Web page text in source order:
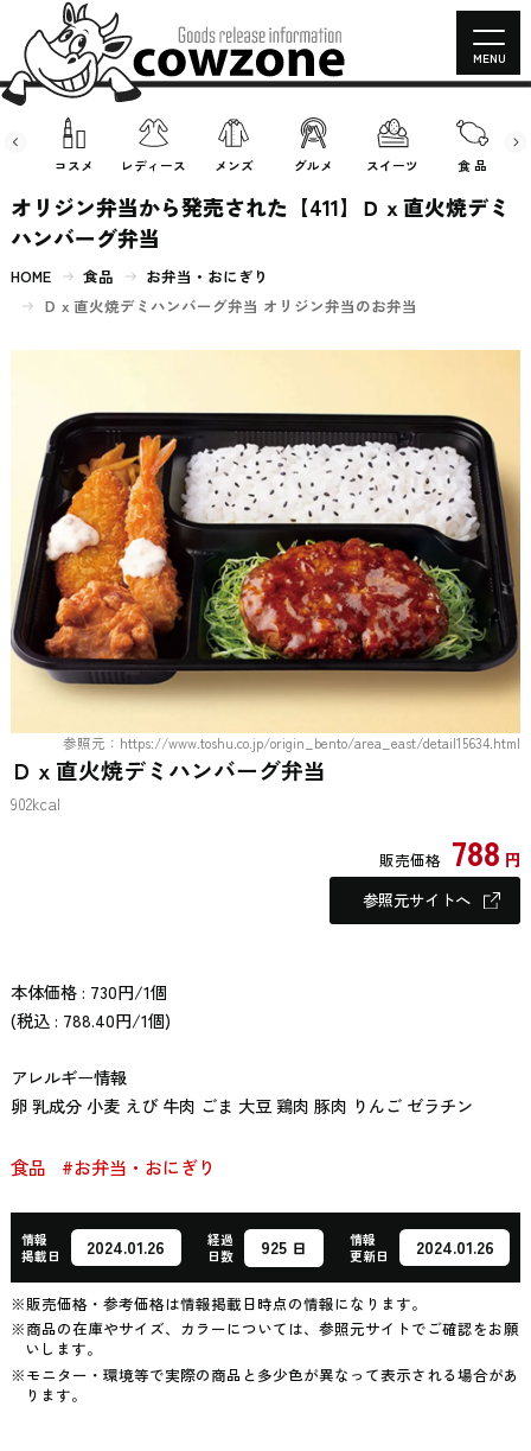
コスメ レディース メンズ グルメ スイーツ 食 品
MENU
オリジン弁当から発売された【411】Ｄｘ直火焼デミ
ハンバーグ弁当
HOME 食品
お弁当・おにぎり
Ｄｘ直火焼デミハンバーグ弁当 オリジン弁当のお弁当
参照元：https://www.toshu.co.jp/origin_bento/area_east/detail15634.html
Ｄｘ直火焼デミハンバーグ弁当
902kcal
販売価格 788 円
参照元サイトへ
本体価格 : 730円/1個
(税込 : 788.40円/1個)
アレルギー情報
卵 乳成分 小麦 えび 牛肉 ごま 大豆 鶏肉 豚肉 りんご ゼラチン
食品 #お弁当・おにぎり
情報
掲載日
2024.01.26
経過
日数
925 日
情報
更新日
2024.01.26
※販売価格・参考価格は情報掲載日時点の情報になります。
※商品の在庫やサイズ、カラーについては、参照元サイトでご確認をお願
いします。
※モニター・環境等で実際の商品と多少色が異なって表示される場合があ
ります。